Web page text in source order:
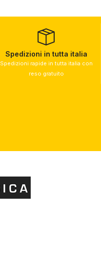
Spedizioni in tutta italia
Spedizioni rapide in tutta italia con
reso gratuito